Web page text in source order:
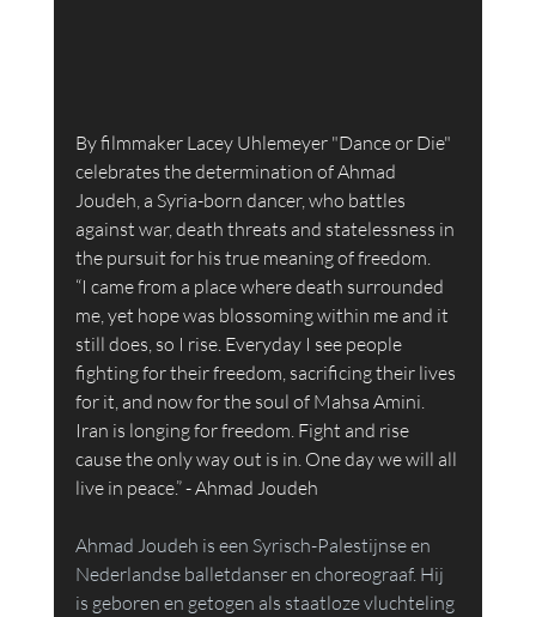
By filmmaker Lacey Uhlemeyer "Dance or Die"
celebrates the determination of Ahmad
Joudeh, a Syria-born dancer, who battles
against war, death threats and statelessness in
the pursuit for his true meaning of freedom.
“I came from a place where death surrounded
me, yet hope was blossoming within me and it
still does, so I rise. Everyday I see people
fighting for their freedom, sacrificing their lives
for it, and now for the soul of Mahsa Amini.
Iran is longing for freedom. Fight and rise
cause the only way out is in. One day we will all
live in peace.” - Ahmad Joudeh
Ahmad Joudeh is een Syrisch-Palestijnse en
Nederlandse balletdanser en choreograaf. Hij
is geboren en getogen als staatloze vluchteling